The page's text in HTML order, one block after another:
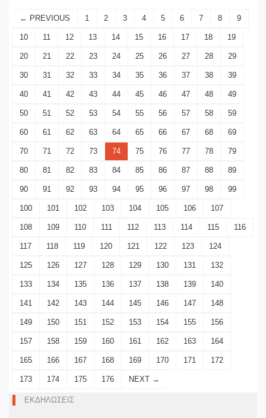
← PREVIOUS 1 2 3 4 5 6 7 8 9
10 11 12 13 14 15 16 17 18 19
20 21 22 23 24 25 26 27 28 29
30 31 32 33 34 35 36 37 38 39
40 41 42 43 44 45 46 47 48 49
50 51 52 53 54 55 56 57 58 59
60 61 62 63 64 65 66 67 68 69
70 71 72 73 74 75 76 77 78 79
80 81 82 83 84 85 86 87 88 89
90 91 92 93 94 95 96 97 98 99
100 101 102 103 104 105 106 107
108 109 110 111 112 113 114 115 116
117 118 119 120 121 122 123 124
125 126 127 128 129 130 131 132
133 134 135 136 137 138 139 140
141 142 143 144 145 146 147 148
149 150 151 152 153 154 155 156
157 158 159 160 161 162 163 164
165 166 167 168 169 170 171 172
173 174 175 176 NEXT →
ΕΚΔΗΛΩΣΕΙΣ